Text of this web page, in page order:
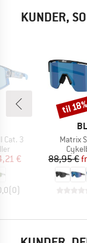
KUNDER,
Cat. 3
pris
€
(0)
Artikel
Matrix
88,95 €
Rabat
til